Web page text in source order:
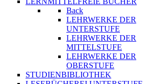
Back
LEHRWERKE DER
UNTERSTUFE
LEHRWERKE DER
MITTELSTUFE
LEHRWERKE DER
OBERSTUFE
STUDIENBIBLIOTHEK